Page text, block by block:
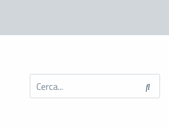
per l’autotrasporto sui tempi di